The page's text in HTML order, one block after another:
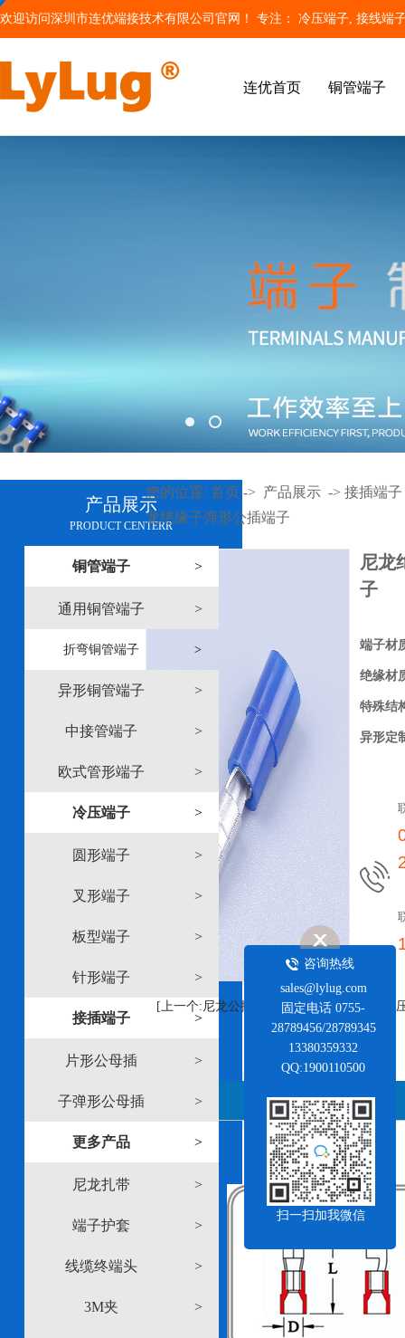
欢迎访问深圳市连优端接技术有限公司官网！ 专注： 冷压端子, 接线端
连优首页 铜管端子
产品展示
PRODUCT CENTERR
铜管端子 >
通用铜管端子 >
折弯铜管端子 >
异形铜管端子 >
中接管端子 >
欧式管形端子 >
冷压端子 >
圆形端子 >
叉形端子 >
板型端子 >
针形端子 >
接插端子 >
片形公母插 >
子弹形公母插 >
更多产品 >
尼龙扎带 >
端子护套 >
线缆终端头 >
3M夹 >
您的位置:首页 -> 产品展示 ->接插端子
龙绝缘子弹形公插端子
尼龙
子
端子材
绝缘材
特殊结
异形定
[上一个:尼龙公插端子接线端子] [下一个:双
详情说明
咨询热线
sales@lylug.com
固定电话 0755-
28789456/28789345
13380359332
QQ:1900110500
扫一扫加我微信